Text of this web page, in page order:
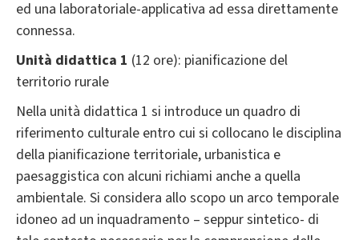
ed una laboratoriale-applicativa ad essa direttamente
connessa.
Unità didattica 1 (12 ore): pianificazione del
territorio rurale
Nella unità didattica 1 si introduce un quadro di
riferimento culturale entro cui si collocano le disciplina
della pianificazione territoriale, urbanistica e
paesaggistica con alcuni richiami anche a quella
ambientale. Si considera allo scopo un arco temporale
idoneo ad un inquadramento – seppur sintetico- di